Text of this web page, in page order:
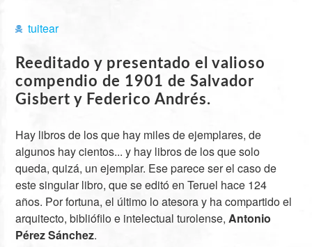
tuitear
Reeditado y presentado el valioso
compendio de 1901 de Salvador
Gisbert y Federico Andrés.
Hay libros de los que hay miles de ejemplares, de
algunos hay cientos... y hay libros de los que solo
queda, quizá, un ejemplar. Ese parece ser el caso de
este singular libro, que se editó en Teruel hace 124
años. Por fortuna, el último lo atesora y ha compartido el
arquitecto, bibliófilo e intelectual turolense,Antonio
Pérez Sánchez.